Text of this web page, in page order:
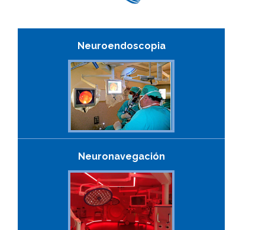
Neuroendoscopia
Neuronavegación